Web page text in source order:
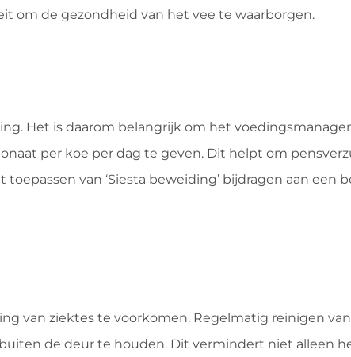
om de gezondheid van het vee te waarborgen.
Het is daarom belangrijk om het
per koe per dag te geven. Dit helpt om
van ‘Siesta beweiding’ bijdragen aan een
van ziektes te voorkomen. Regelmatig reinigen
de deur te houden. Dit vermindert niet alleen